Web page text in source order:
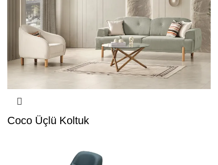
Coco Üçlü Koltuk